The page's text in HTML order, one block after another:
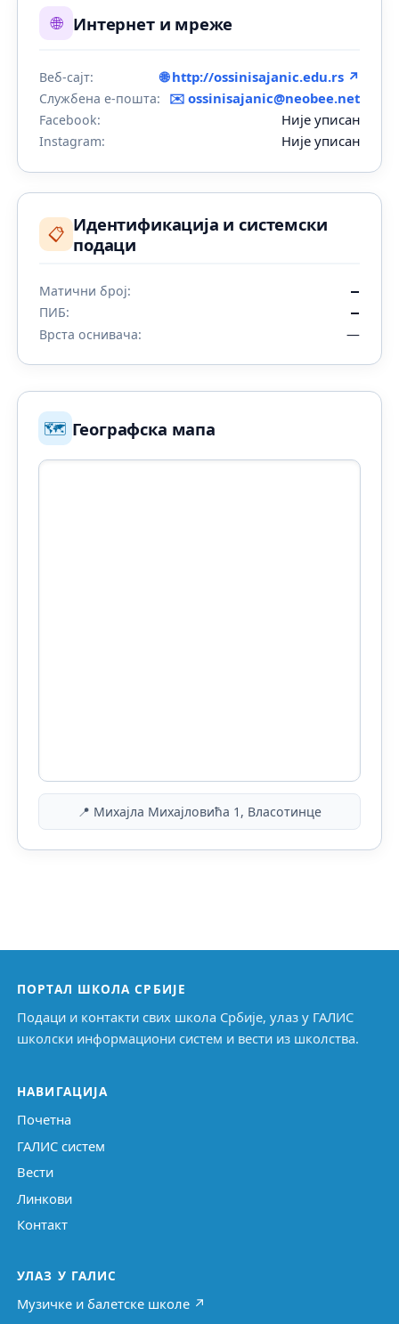
🌐 Интернет и мреже
Веб-сајт: 🌐 http://ossinisajanic.edu.rs ↗
Службена е-пошта: ✉️ ossinisajanic@neobee.net
Facebook: Није уписан
Instagram: Није уписан
📋 Идентификација и системски
подаци
Матични број: —
ПИБ: —
Врста оснивача: —
🗺️ Географска мапа
📍 Михајла Михајловића 1, Власотинце
ПОРТАЛ ШКОЛА СРБИЈЕ
Подаци и контакти свих школа Србије, улаз у ГАЛИС
школски информациони систем и вести из школства.
НАВИГАЦИЈА
Почетна
ГАЛИС систем
Вести
Линкови
Контакт
УЛАЗ У ГАЛИС
Музичке и балетске школе ↗